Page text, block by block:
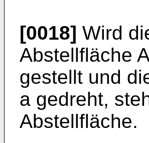
[0018] Wird
Abstellfläche
gestellt und
a gedreht,
Abstellfläche.